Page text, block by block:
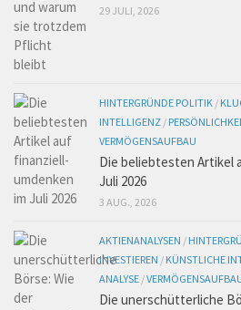
29 JULI, 2026
HINTERGRÜNDE POLITIK /
INTELLIGENZ /
VERMÖGENSAUFBAU
Die beliebtesten Artikel
Juli 2026
3 AUG., 2026
AKTIENANALYSEN /
INVESTIEREN / KÜNSTLICHE
ANALYSE /
Die unerschütterliche